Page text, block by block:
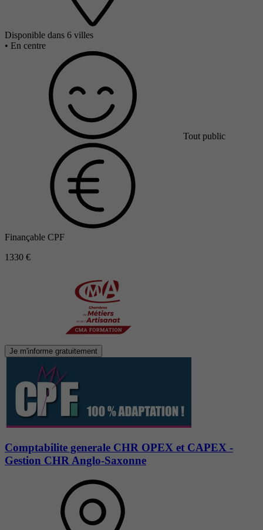
Disponible dans 6 villes
• En centre
Tout public
Finançable CPF
1330 €
Je m'informe gratuitement
Comptabilite generale CHR OPEX et CAPEX -
Gestion CHR Anglo-Saxonne